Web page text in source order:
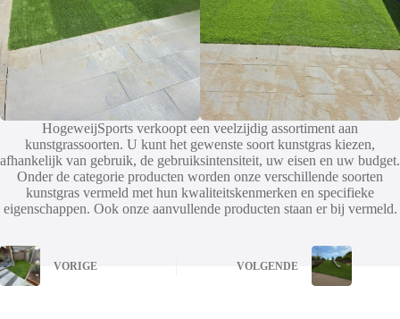
HogeweijSports verkoopt een veelzijdig assortiment aan
kunstgrassoorten. U kunt het gewenste soort kunstgras kiezen,
afhankelijk van gebruik, de gebruiksintensiteit, uw eisen en uw budget.
Onder de categorie producten worden onze verschillende soorten
kunstgras vermeld met hun kwaliteitskenmerken en specifieke
eigenschappen. Ook onze aanvullende producten staan er bij vermeld.
VORIGE VOLGENDE